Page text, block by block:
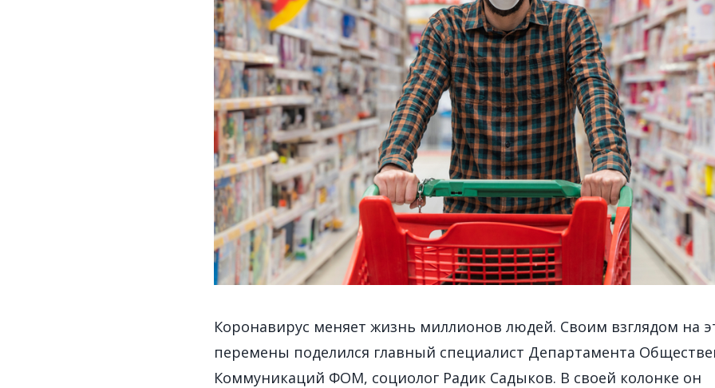
Коронавирус меняет жизнь миллионов людей. Своим взглядом на
перемены поделился главный специалист Департамента
Коммуникаций ФОМ, социолог Радик Садыков. В своей колонке он